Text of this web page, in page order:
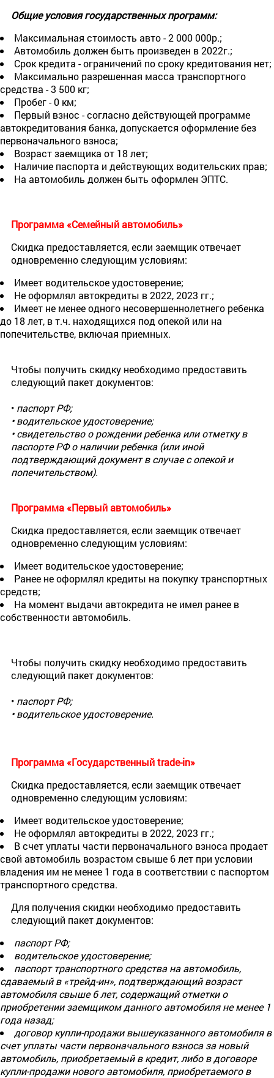
Общие условия государственных программ:
Максимальная стоимость авто - 2 000 000р.;
Автомобиль должен быть произведен в 2022г.;
Срок кредита - ограничений по сроку кредитования нет;
Максимально разрешенная масса транспортного
средства - 3 500 кг;
Пробег - 0 км;
Первый взнос - согласно действующей программе
автокредитования банка, допускается оформление без
первоначального взноса;
Возраст заемщика от 18 лет;
Наличие паспорта и действующих водительских прав;
На автомобиль должен быть оформлен ЭПТС.
Программа «Семейный автомобиль»
Скидка предоставляется, если заемщик отвечает
одновременно следующим условиям:
Имеет водительское удостоверение;
Не оформлял автокредиты в 2022, 2023 гг.;
Имеет не менее одного несовершеннолетнего ребенка
до 18 лет, в т.ч. находящихся под опекой или на
попечительстве, включая приемных.
Чтобы получить скидку необходимо предоставить
следующий пакет документов:
• паспорт РФ;
• водительское удостоверение;
• свидетельство о рождении ребенка или отметку в
паспорте РФ о наличии ребенка (или иной
подтверждающий документ в случае с опекой и
попечительством).
Программа «Первый автомобиль»
Скидка предоставляется, если заемщик отвечает
одновременно следующим условиям:
Имеет водительское удостоверение;
Ранее не оформлял кредиты на покупку транспортных
средств;
На момент выдачи автокредита не имел ранее в
собственности автомобиль.
Чтобы получить скидку необходимо предоставить
следующий пакет документов:
• паспорт РФ;
• водительское удостоверение.
Программа «Государственный trade-in»
Скидка предоставляется, если заемщик отвечает
одновременно следующим условиям:
Имеет водительское удостоверение;
Не оформлял автокредиты в 2022, 2023 гг.;
В счет уплаты части первоначального взноса продает
свой автомобиль возрастом свыше 6 лет при условии
владения им не менее 1 года в соответствии с паспортом
транспортного средства.
Для получения скидки необходимо предоставить
следующий пакет документов:
паспорт РФ;
водительское удостоверение;
паспорт транспортного средства на автомобиль,
сдаваемый в «трейд-ин», подтверждающий возраст
автомобиля свыше 6 лет, содержащий отметки о
приобретении заемщиком данного автомобиля не менее 1
года назад;
договор купли-продажи вышеуказанного автомобиля в
счет уплаты части первоначального взноса за новый
автомобиль, приобретаемый в кредит, либо в договоре
купли-продажи нового автомобиля, приобретаемого в